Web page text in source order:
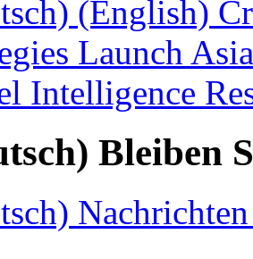
(English)
Launch
Intelligence
Bleiben